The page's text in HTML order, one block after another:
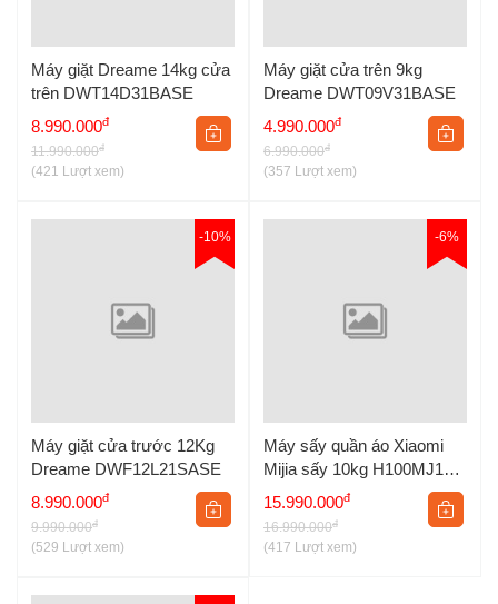
Máy giặt Dreame 14kg cửa
trên DWT14D31BASE
8.990.000đ
11.990.000đ
(421 Lượt xem)
Máy giặt cửa trên 9kg
Dreame DWT09V31BASE
4.990.000đ
6.990.000đ
(357 Lượt xem)
-10%
Máy giặt cửa trước 12Kg
Dreame DWF12L21SASE
8.990.000đ
9.990.000đ
(529 Lượt xem)
-6%
Máy sấy quần áo Xiaomi
Mijia sấy 10kg H100MJ103
- Sấy Bơm Nhiệt
15.990.000đ
16.990.000đ
(417 Lượt xem)